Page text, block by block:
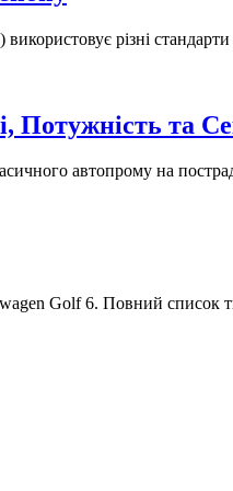
різні
Потужність та
автопрому на
Golf 6. Повний список